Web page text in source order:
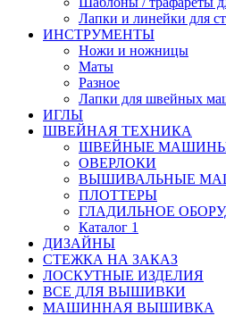
Лапки и линейки для
ИНСТРУМЕНТЫ
Ножи и ножницы
Маты
Разное
Лапки для швейных
ИГЛЫ
ШВЕЙНАЯ ТЕХНИКА
ШВЕЙНЫЕ
ОВЕРЛОКИ
ВЫШИВАЛЬНЫЕ
ПЛОТТЕРЫ
ГЛАДИЛЬНОЕ
Каталог 1
ДИЗАЙНЫ
СТЕЖКА НА ЗАКАЗ
ЛОСКУТНЫЕ ИЗДЕЛИЯ
ВСЕ ДЛЯ ВЫШИВКИ
МАШИННАЯ ВЫШИВКА